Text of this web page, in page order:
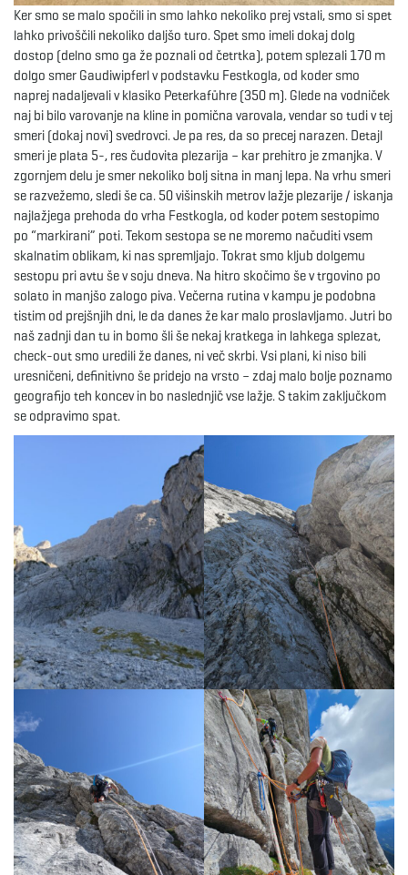
Ker smo se malo spočili in smo lahko nekoliko prej vstali, smo si spet
lahko privoščili nekoliko daljšo turo. Spet smo imeli dokaj dolg
dostop (delno smo ga že poznali od četrtka), potem splezali 170 m
dolgo smer Gaudiwipferl v podstavku Festkogla, od koder smo
naprej nadaljevali v klasiko Peterkaführe (350 m). Glede na vodniček
naj bi bilo varovanje na kline in pomična varovala, vendar so tudi v tej
smeri (dokaj novi) svedrovci. Je pa res, da so precej narazen. Detajl
smeri je plata 5-, res čudovita plezarija – kar prehitro je zmanjka. V
zgornjem delu je smer nekoliko bolj sitna in manj lepa. Na vrhu smeri
se razvežemo, sledi še ca. 50 višinskih metrov lažje plezarije / iskanja
najlažjega prehoda do vrha Festkogla, od koder potem sestopimo
po “markirani” poti. Tekom sestopa se ne moremo načuditi vsem
skalnatim oblikam, ki nas spremljajo. Tokrat smo kljub dolgemu
sestopu pri avtu še v soju dneva. Na hitro skočimo še v trgovino po
solato in manjšo zalogo piva. Večerna rutina v kampu je podobna
tistim od prejšnjih dni, le da danes že kar malo proslavljamo. Jutri bo
naš zadnji dan tu in bomo šli še nekaj kratkega in lahkega splezat,
check-out smo uredili že danes, ni več skrbi. Vsi plani, ki niso bili
uresničeni, definitivno še pridejo na vrsto – zdaj malo bolje poznamo
geografijo teh koncev in bo naslednjič vse lažje. S takim zaključkom
se odpravimo spat.